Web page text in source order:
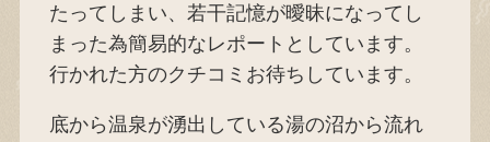
たってしまい、若干記憶が曖昧になってし
まった為簡易的なレポートとしています。
行かれた方のクチコミお待ちしています。
底から温泉が湧出している湯の沼から流れ